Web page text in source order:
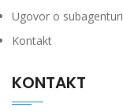
Ugovor o subagenturi
Kontakt
KONTAKT